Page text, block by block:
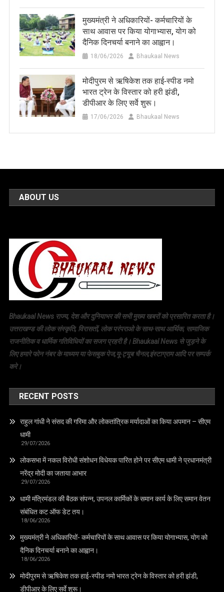
मुख्यमंत्री ने अधिकारियों- कर्मचारियों के
साथ आवास पर किया योगाभ्यास, योग को
दैनिक दिनचर्या बनाने का आह्वान।
18/06/2026 Bhaukaal News
मोदीपुरम से ऋषिकेश तक हाई‑स्पीड नमो
भारत ट्रेन के विस्तार को हरी झंडी,
डीपीआर के लिए सर्वे शुरू।
17/06/2026 Bhaukaal News
ABOUT US
Bhaukaal News राज्य, देश और दुनियाभर की सभी मुख्य खबरों को प्रसारित करता है।
उत्तराखण्ड की लोक संस्कृति, विरासतों, लोक परंपराओ के साथ-साथ आर्थिक, सामाजिक
राजनीतिक व धार्मिक गतिविधियों का सजग प्रहरी है। Bhaukaal News से जुड़ने के
लिए हमारे फोन नंबर के माध्यम या फेसबुक पेज,यू-ट्यूब चैनल,इंस्टाग्राम आदि पर सम्पर्क
करे।
RECENT POSTS
राहुल गांधी ने संसद की गरिमा और लोकतांत्रिक मर्यादाओं का किया अपमान – सीएम
धामी
29/07/2026
लोकसभा में नकल विरोधी संशोधन विधेयक पारित होने पर सीएम धामी ने प्रधानमंत्री
नरेंद्र मोदी का जताया आभार
29/07/2026
धामी मंत्रिमंडल की बैठक संपन्न, उपनल कार्मिकों के समान कार्य के लिए समान वेतन
संबंधित कट ऑफ डेट तय।
18/06/2026
मुख्यमंत्री ने अधिकारियों- कर्मचारियों के साथ आवास पर किया योगाभ्यास, योग को
दैनिक दिनचर्या बनाने का आह्वान।
18/06/2026
मोदीपुरम से ऋषिकेश तक हाई‑स्पीड नमो भारत ट्रेन के विस्तार को हरी झंडी,
डीपीआर के लिए सर्वे शुरू।